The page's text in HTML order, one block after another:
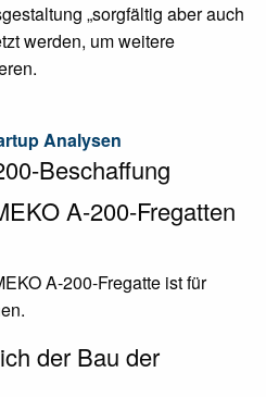
„sorgfältig aber auch
werden, um weitere
Beschaffung
A-200-Fregatten
A-200-Fregatte ist für
der Bau der